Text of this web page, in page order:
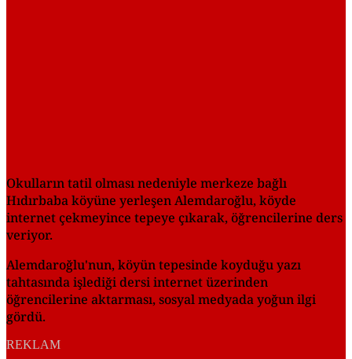
Okulların tatil olması nedeniyle merkeze bağlı
Hıdırbaba köyüne yerleşen Alemdaroğlu, köyde
internet çekmeyince tepeye çıkarak, öğrencilerine ders
veriyor.
Alemdaroğlu'nun, köyün tepesinde koyduğu yazı
tahtasında işlediği dersi internet üzerinden
öğrencilerine aktarması, sosyal medyada yoğun ilgi
gördü.
REKLAM